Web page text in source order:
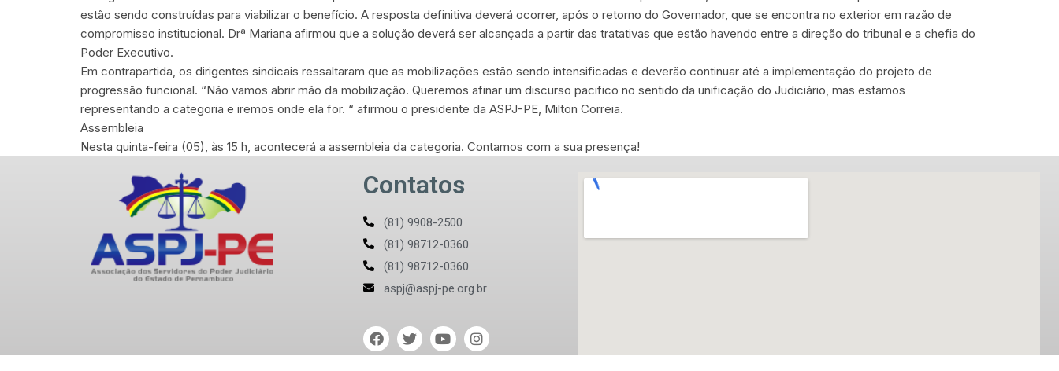
estão sendo construídas para viabilizar o benefício. A resposta definitiva deverá ocorrer, após o retorno do Governador, que se encontra no exterior em razão de
compromisso institucional. Drª Mariana afirmou que a solução deverá ser alcançada a partir das tratativas que estão havendo entre a direção do tribunal e a chefia do
Poder Executivo.
Em contrapartida, os dirigentes sindicais ressaltaram que as mobilizações estão sendo intensificadas e deverão continuar até a implementação do projeto de
progressão funcional. “Não vamos abrir mão da mobilização. Queremos afinar um discurso pacifico no sentido da unificação do Judiciário, mas estamos
representando a categoria e iremos onde ela for. “ afirmou o presidente da ASPJ-PE, Milton Correia.
Assembleia
Nesta quinta-feira (05), às 15 h, acontecerá a assembleia da categoria. Contamos com a sua presença!
Contatos
(81) 9908-2500
(81) 98712-0360
(81) 98712-0360
aspj@aspj-pe.org.br